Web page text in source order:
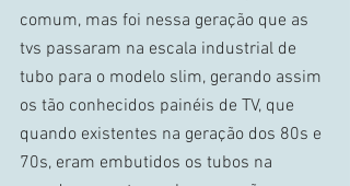
comum, mas foi nessa geração que as
tvs passaram na escala industrial de
tubo para o modelo slim, gerando assim
os tão conhecidos painéis de TV, que
quando existentes na geração dos 80s e
70s, eram embutidos os tubos na